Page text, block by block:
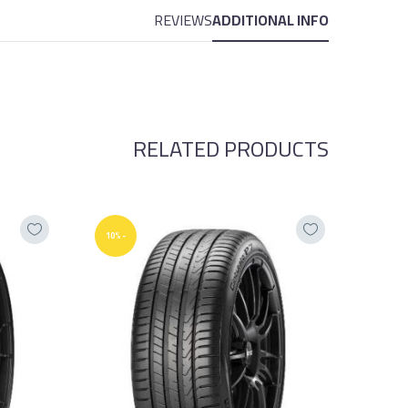
ADDITIONAL INFO
REVIEWS
RELATED PRODUCTS
-10%